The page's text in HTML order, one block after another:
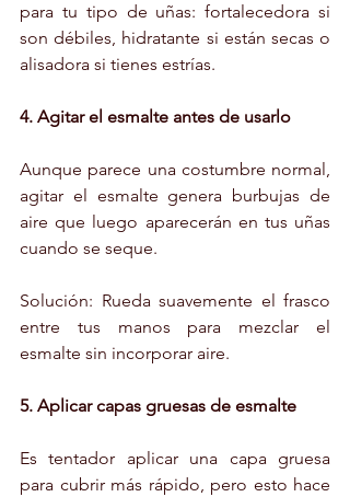
para tu tipo de uñas: fortalecedora si
son débiles, hidratante si están secas o
alisadora si tienes estrías.
4. Agitar el esmalte antes de usarlo
Aunque parece una costumbre normal,
agitar el esmalte genera burbujas de
aire que luego aparecerán en tus uñas
cuando se seque.
Solución: Rueda suavemente el frasco
entre tus manos para mezclar el
esmalte sin incorporar aire.
5. Aplicar capas gruesas de esmalte
Es tentador aplicar una capa gruesa
para cubrir más rápido, pero esto hace